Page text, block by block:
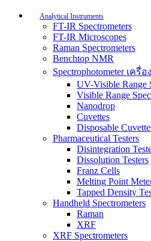
Analytical Instruments
FT-IR Spectrometers
FT-IR Microscopes
Raman Spectrometers
Benchtop NMR
Spectrophotometer เค
UV-Visible Range
Visible Range
Nanodrop
Cuvettes
Disposable
Pharmaceutical Testers
Disintegration
Dissolution Testers
Franz Cells
Melting Point
Tapped Density
Handheld Spectrometers
Raman
XRF
XRF Spectrometers